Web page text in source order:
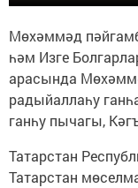
Мөхәммәд
һәм Изге
арасында
радыйаллаһу
ганһу пычагы,
Татарстан
Татарстан